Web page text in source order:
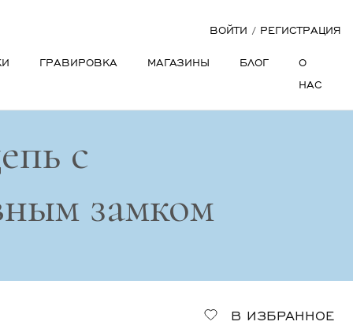
ВОЙТИ / РЕГИСТРАЦИЯ
ГРАВИРОВКА МАГАЗИНЫ БЛОГ
О
НАС
с
замком
В ИЗБРАННОЕ